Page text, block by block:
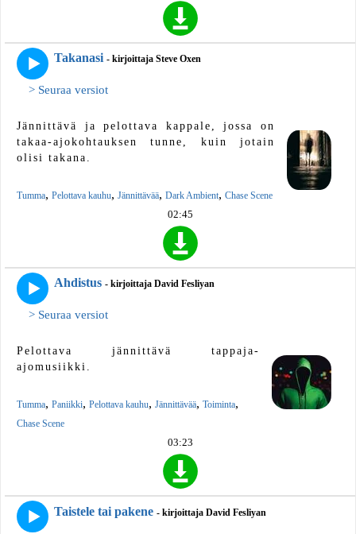
Takanasi - kirjoittaja Steve Oxen
> Seuraa versiot
Jännittävä ja pelottava kappale, jossa on
takaa-ajokohtauksen tunne, kuin jotain
olisi takana.
Tumma, Pelottava kauhu, Jännittävää, Dark Ambient, Chase Scene
02:45
Ahdistus - kirjoittaja David Fesliyan
> Seuraa versiot
Pelottava jännittävä tappaja-
ajomusiikki.
Tumma, Paniikki, Pelottava kauhu, Jännittävää, Toiminta,
Chase Scene
03:23
Taistele tai pakene - kirjoittaja David Fesliyan